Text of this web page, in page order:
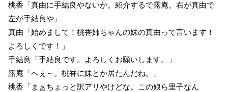
桃香「真由に手結良やないか。紹介するで露庵。右が真由で
左が手結良や」
真由「始めまして！桃香姉ちゃんの妹の真由って言います！
よろしくです！」
手結良「手結良です。よろしくお願いします。」
露庵「へぇ～。桃香に妹とか居たんだね。」
桃香「まぁちょっと訳アリやけどな。この娘ら里子なん